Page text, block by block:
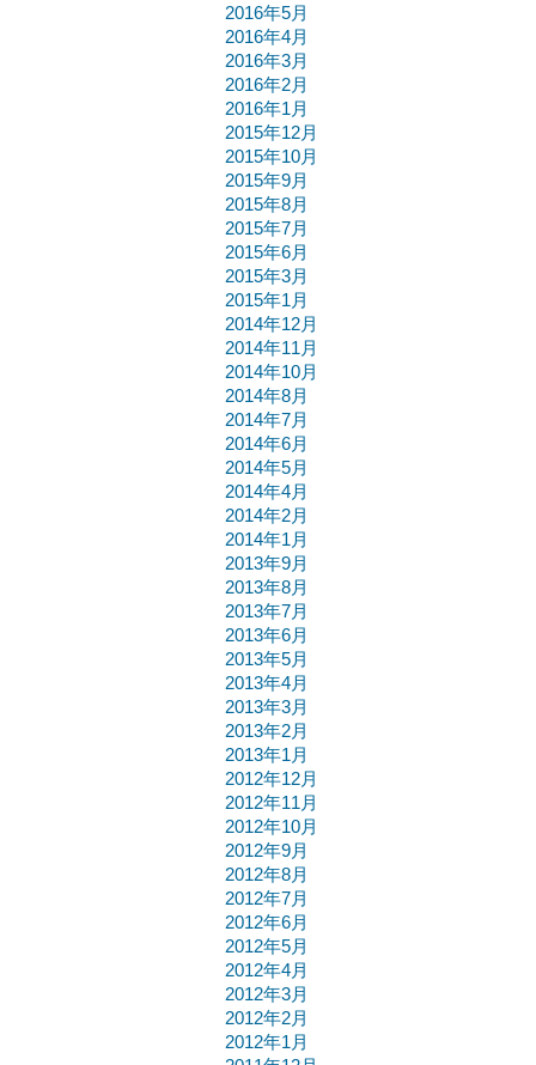
2016年5月
2016年4月
2016年3月
2016年2月
2016年1月
2015年12月
2015年10月
2015年9月
2015年8月
2015年7月
2015年6月
2015年3月
2015年1月
2014年12月
2014年11月
2014年10月
2014年8月
2014年7月
2014年6月
2014年5月
2014年4月
2014年2月
2014年1月
2013年9月
2013年8月
2013年7月
2013年6月
2013年5月
2013年4月
2013年3月
2013年2月
2013年1月
2012年12月
2012年11月
2012年10月
2012年9月
2012年8月
2012年7月
2012年6月
2012年5月
2012年4月
2012年3月
2012年2月
2012年1月